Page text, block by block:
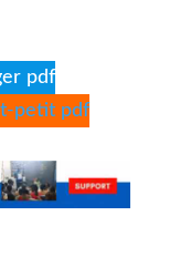
pdf
petit pdf